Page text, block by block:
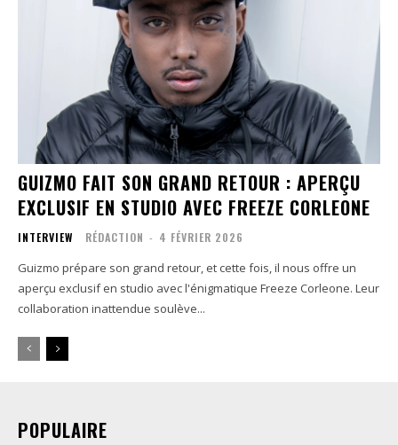
GUIZMO FAIT SON GRAND RETOUR : APERÇU
EXCLUSIF EN STUDIO AVEC FREEZE CORLEONE
INTERVIEW RÉDACTION - 4 FÉVRIER 2026
Guizmo prépare son grand retour, et cette fois, il nous offre un
aperçu exclusif en studio avec l'énigmatique Freeze Corleone. Leur
collaboration inattendue soulève...
POPULAIRE